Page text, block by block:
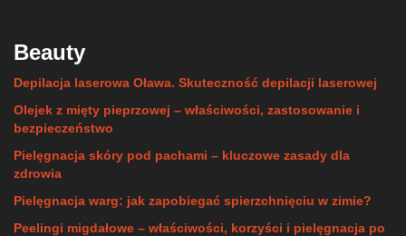
Beauty
Depilacja laserowa Oława. Skuteczność depilacji laserowej
Olejek z mięty pieprzowej – właściwości, zastosowanie i
bezpieczeństwo
Pielęgnacja skóry pod pachami – kluczowe zasady dla
zdrowia
Pielęgnacja warg: jak zapobiegać spierzchnięciu w zimie?
Peelingi migdałowe – właściwości, korzyści i pielęgnacja po